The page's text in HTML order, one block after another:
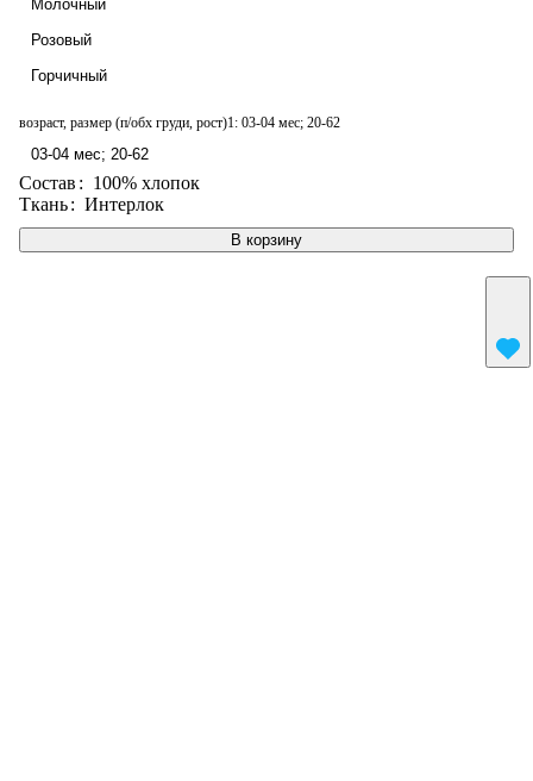
В корзину
Молочный
Розовый
Горчичный
возраст, размер (п/обх груди, рост)1: 03-04 мес; 20-62
03-04 мес; 20-62
Состав: 100% хлопок
Ткань: Интерлок